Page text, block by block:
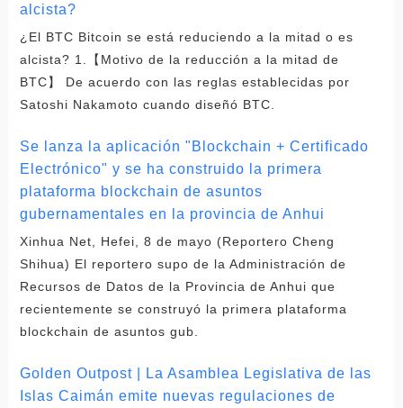
alcista?
¿El BTC Bitcoin se está reduciendo a la mitad o es
alcista? 1.【Motivo de la reducción a la mitad de
BTC】 De acuerdo con las reglas establecidas por
Satoshi Nakamoto cuando diseñó BTC.
Se lanza la aplicación "Blockchain + Certificado
Electrónico" y se ha construido la primera
plataforma blockchain de asuntos
gubernamentales en la provincia de Anhui
Xinhua Net, Hefei, 8 de mayo (Reportero Cheng
Shihua) El reportero supo de la Administración de
Recursos de Datos de la Provincia de Anhui que
recientemente se construyó la primera plataforma
blockchain de asuntos gub.
Golden Outpost | La Asamblea Legislativa de las
Islas Caimán emite nuevas regulaciones de